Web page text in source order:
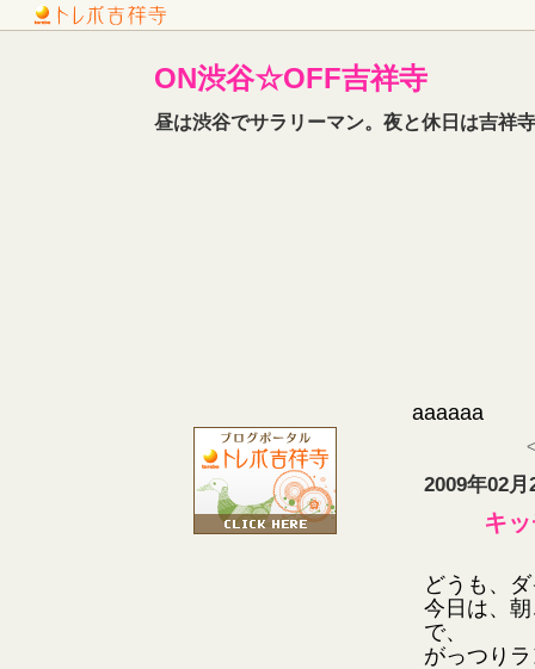
ON渋谷☆OFF吉祥寺
昼は渋谷でサラリーマン。夜と休日は吉祥
aaaaaa
2009年02月
キ
どうも、
今日は、
で、
がっつり